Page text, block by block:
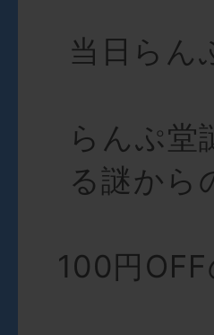
当日らん
らんぷ堂
る謎から
100円